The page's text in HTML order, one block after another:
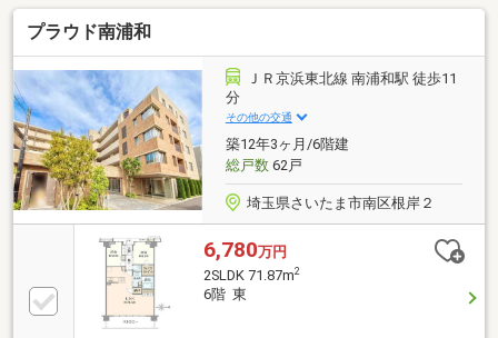
に仕上がっています。水回りも新調され、食洗機や浴
室乾燥機など人気の設備も充実！周辺は東浦和中央公
園が至近のほか、小学校・中学校まで徒歩8分、スー
パーやコンビニ・ドラッグストアも徒歩圏内に揃う閑
静で便利な生活環境です。安心のオートロック付・即
入居可能なお部屋で、快適な新生活をスタートしませ
んか？
プラウド南浦和
ＪＲ京浜東北線 南浦和駅 徒歩11
分
その他の交通
築12年3ヶ月/6階建
総戸数62戸
埼玉県さいたま市南区根岸２
6,780万円
2SLDK 71.87m2
6階 東